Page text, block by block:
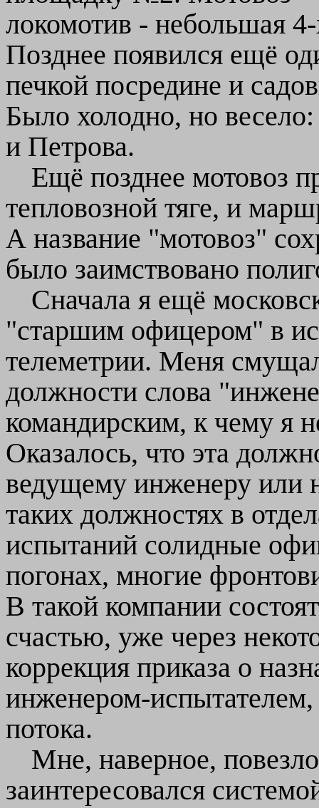
локомотив - небольшая
Позднее появился ещё
печкой посредине и
Было холодно, но
и Петрова.
Ещё позднее мотовоз
тепловозной тяге, и
А название "мотовоз"
было заимствовано
Сначала я ещё
"старшим офицером" в
телеметрии. Меня
должности слова
командирским, к чему я
Оказалось, что эта
ведущему инженеру или
таких должностях в
испытаний солидные
погонах, многие
В такой компании
счастью, уже через
коррекция приказа о
инженером-
потока.
Мне, наверное,
заинтересовался